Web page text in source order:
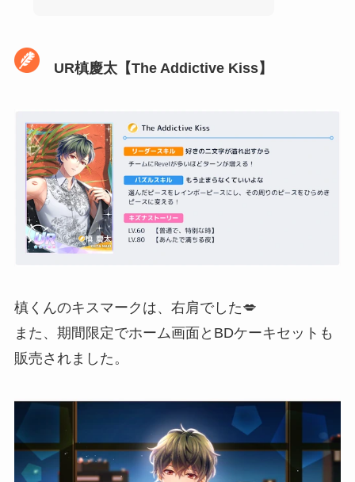
UR槙慶太【The Addictive Kiss】
槙くんのキスマークは、右肩でした💋
また、期間限定でホーム画面とBDケーキセットも
販売されました。